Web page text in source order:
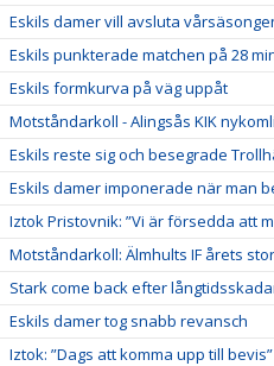
Eskils damer vill avsluta
Eskils punkterade matchen på 28
Eskils formkurva på väg uppåt
Motståndarkoll - Alingsås KIK
Eskils reste sig och besegrade
Eskils damer imponerade när man
Iztok Pristovnik: ”Vi är försedda att
Motståndarkoll: Älmhults IF årets
Stark come back efter
Eskils damer tog snabb revansch
Iztok: ”Dags att komma upp till bevis”